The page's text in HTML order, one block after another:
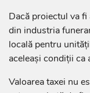
Dacă proiectul va
din industria
locală pentru
aceleași condiții ca
Valoarea taxei nu